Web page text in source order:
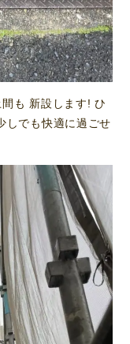
も 新設します! ひ
しでも快適に過ごせ